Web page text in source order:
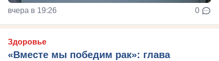
вчера в 19:26 0
Здоровье
«Вместе мы победим рак»: глава